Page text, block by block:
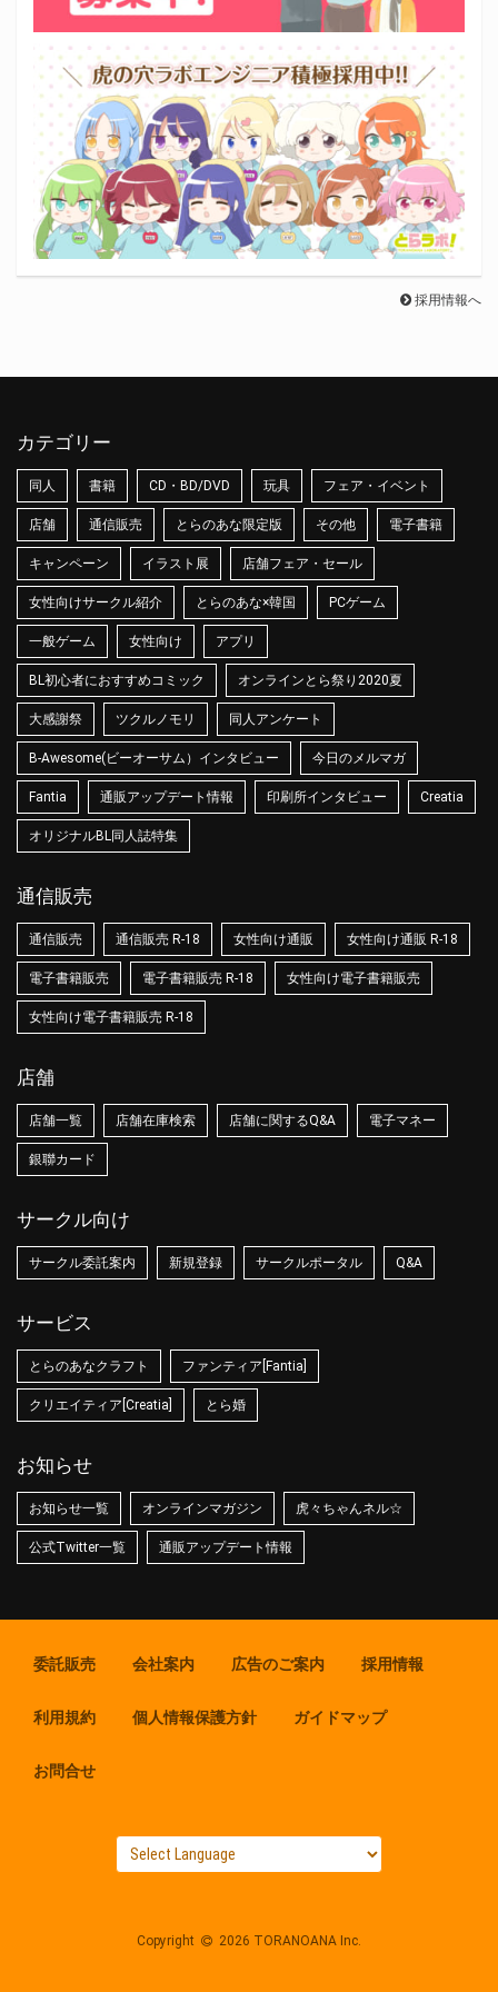
採用情報へ
カテゴリー
同人 書籍 CD・BD/DVD 玩具 フェア・イベント
店舗 通信販売 とらのあな限定版 その他 電子書籍
キャンペーン イラスト展 店舗フェア・セール
女性向けサークル紹介 とらのあな×韓国 PCゲーム
一般ゲーム 女性向け アプリ
BL初心者におすすめコミック オンラインとら祭り2020夏
大感謝祭 ツクルノモリ 同人アンケート
B-Awesome(ビーオーサム）インタビュー 今日のメルマガ
Fantia 通販アップデート情報 印刷所インタビュー Creatia
オリジナルBL同人誌特集
通信販売
通信販売 通信販売 R-18 女性向け通販 女性向け通販 R-18
電子書籍販売 電子書籍販売 R-18 女性向け電子書籍販売
女性向け電子書籍販売 R-18
店舗
店舗一覧 店舗在庫検索 店舗に関するQ&A 電子マネー
銀聯カード
サークル向け
サークル委託案内 新規登録 サークルポータル Q&A
サービス
とらのあなクラフト ファンティア[Fantia]
クリエイティア[Creatia] とら婚
お知らせ
お知らせ一覧 オンラインマガジン 虎々ちゃんネル☆
公式Twitter一覧 通販アップデート情報
委託販売 会社案内 広告のご案内 採用情報
利用規約 個人情報保護方針 ガイドマップ
お問合せ
Copyright 2026 TORANOANA Inc.